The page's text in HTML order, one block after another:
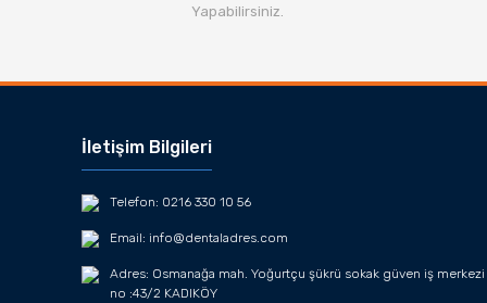
Yapabilirsiniz.
İletişim Bilgileri
Telefon: 0216 330 10 56
Email: info@dentaladres.com
Adres: Osmanağa mah. Yoğurtçu şükrü sokak güven iş merkezi
no :43/2 KADIKÖY